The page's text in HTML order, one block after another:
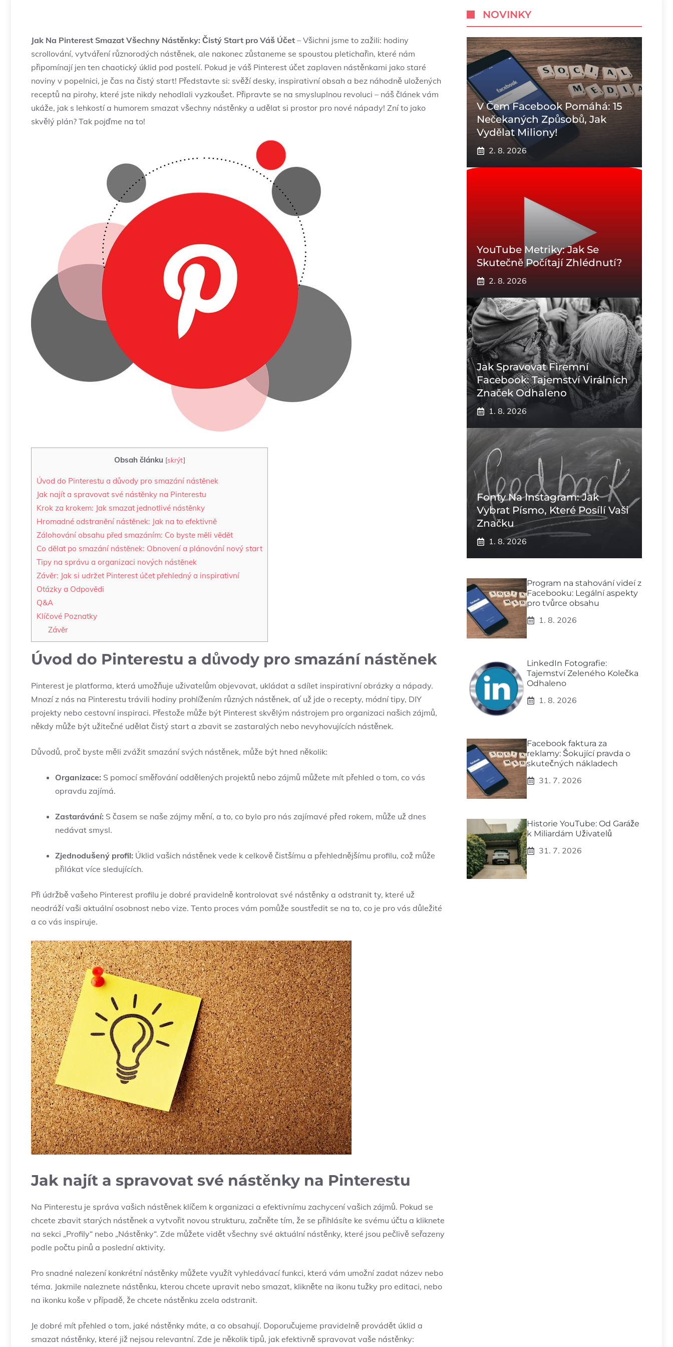
Jak Na Pinterest Smazat Všechny Nástěnky: Čistý Start pro Váš Účet – Všichni jsme to zažili: hodiny
scrollování, vytváření různorodých nástěnek, ale nakonec zůstaneme se spoustou pletichařin, které nám
připomínají jen ten chaotický úklid pod postelí. Pokud je váš Pinterest účet zaplaven nástěnkami jako staré
noviny v popelnici, je čas na čistý start! Představte si: svěží desky, inspirativní obsah a bez náhodně uložených
receptů na pirohy, které jste nikdy nehodlali vyzkoušet. Připravte se na smysluplnou revoluci – náš článek vám
ukáže, jak s lehkostí a humorem smazat všechny nástěnky a udělat si prostor pro nové nápady! Zní to jako
skvělý plán? Tak pojďme na to!
Obsah článku [skrýt]
Úvod do Pinterestu a důvody pro smazání nástěnek
Jak najít a spravovat své nástěnky na Pinterestu
Krok za krokem: Jak smazat jednotlivé nástěnky
Hromadné odstranění nástěnek: Jak na to efektivně
Zálohování obsahu před smazáním: Co byste měli vědět
Co dělat po smazání nástěnek: Obnovení a plánování nový start
Tipy na správu a organizaci nových nástěnek
Závěr: Jak si udržet Pinterest účet přehledný a inspirativní
Otázky a Odpovědi
Q&A
Klíčové Poznatky
Závěr
Úvod do Pinterestu a důvody pro smazání nástěnek
Pinterest je platforma, která umožňuje uživatelům objevovat, ukládat a sdílet inspirativní obrázky a nápady.
Mnozí z nás na Pinterestu trávili hodiny prohlížením různých nástěnek, ať už jde o recepty, módní tipy, DIY
projekty nebo cestovní inspiraci. Přestože může být Pinterest skvělým nástrojem pro organizaci našich zájmů,
někdy může být užitečné udělat čistý start a zbavit se zastaralých nebo nevyhovujících nástěnek.
Důvodů, proč byste měli zvážit smazání svých nástěnek, může být hned několik:
Organizace: S pomocí směřování oddělených projektů nebo zájmů můžete mít přehled o tom, co vás
opravdu zajímá.
Zastarávání: S časem se naše zájmy mění, a to, co bylo pro nás zajímavé před rokem, může už dnes
nedávat smysl.
Zjednodušený profil: Úklid vašich nástěnek vede k celkově čistšímu a přehlednějšímu profilu, což může
přilákat více sledujících.
Při údržbě vašeho Pinterest profilu je dobré pravidelně kontrolovat své nástěnky a odstranit ty, které už
neodráží vaši aktuální osobnost nebo vize. Tento proces vám pomůže soustředit se na to, co je pro vás důležité
a co vás inspiruje.
Jak najít a spravovat své nástěnky na Pinterestu
Na Pinterestu je správa vašich nástěnek klíčem k organizaci a efektivnímu zachycení vašich zájmů. Pokud se
chcete zbavit starých nástěnek a vytvořit novou strukturu, začněte tím, že se přihlásíte ke svému účtu a kliknete
na sekci „Profily“ nebo „Nástěnky“. Zde můžete vidět všechny své aktuální nástěnky, které jsou pečlivě seřazeny
podle počtu pinů a poslední aktivity.
Pro snadné nalezení konkrétní nástěnky můžete využít vyhledávací funkci, která vám umožní zadat název nebo
téma. Jakmile naleznete nástěnku, kterou chcete upravit nebo smazat, klikněte na ikonu tužky pro editaci, nebo
na ikonku koše v případě, že chcete nástěnku zcela odstranit.
Je dobré mít přehled o tom, jaké nástěnky máte, a co obsahují. Doporučujeme pravidelně provádět úklid a
smazat nástěnky, které již nejsou relevantní. Zde je několik tipů, jak efektivně spravovat vaše nástěnky:
NOVINKY
V Čem Facebook Pomáhá: 15
Nečekaných Způsobů, Jak
Vydělat Miliony!
2. 8. 2026
YouTube Metriky: Jak Se
Skutečně Počítají Zhlédnutí?
2. 8. 2026
Jak Spravovat Firemní
Facebook: Tajemství Virálních
Značek Odhaleno
1. 8. 2026
Fonty Na Instagram: Jak
Vybrat Písmo, Které Posílí Vaši
Značku
1. 8. 2026
Program na stahování videí z
Facebooku: Legální aspekty
pro tvůrce obsahu
1. 8. 2026
LinkedIn Fotografie:
Tajemství Zeleného Kolečka
Odhaleno
1. 8. 2026
Facebook faktura za
reklamy: Šokující pravda o
skutečných nákladech
31. 7. 2026
Historie YouTube: Od Garáže
k Miliardám Uživatelů
31. 7. 2026